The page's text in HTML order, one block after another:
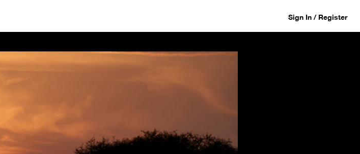
Sign In / Register